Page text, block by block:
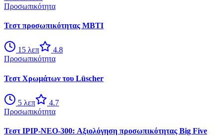
Προσωπικότητα
Τεστ προσωπικότητας MBTI
15 λεπ
4.8
Προσωπικότητα
Τεστ Χρωμάτων του Lüscher
5 λεπ
4.7
Προσωπικότητα
Τεστ IPIP-NEO-300: Αξιολόγηση προσωπικότητας Big Five